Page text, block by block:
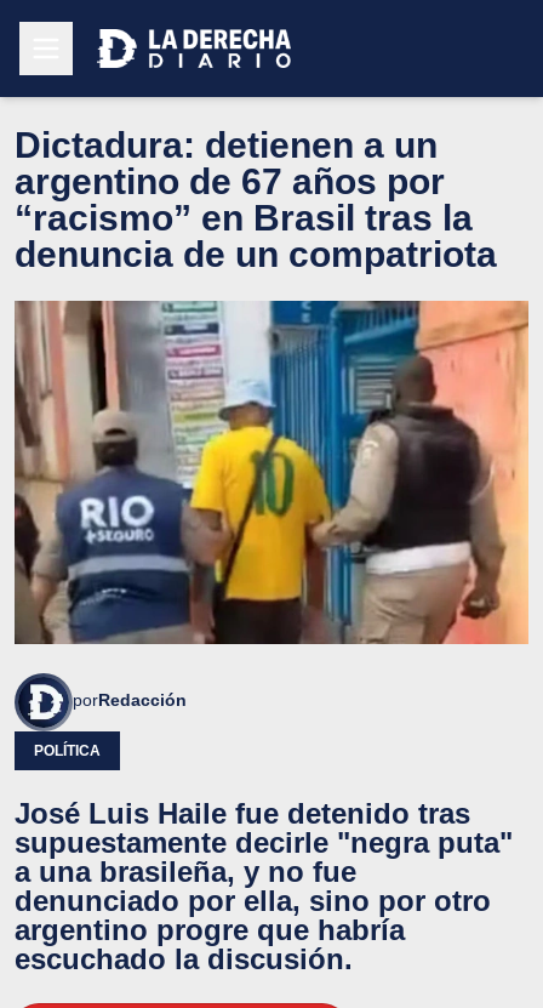
Dictadura: detienen a un
argentino de 67 años por
“racismo” en Brasil tras la
denuncia de un compatriota
porRedacción
POLÍTICA
José Luis Haile fue detenido tras
supuestamente decirle "negra puta"
a una brasileña, y no fue
denunciado por ella, sino por otro
argentino progre que habría
escuchado la discusión.